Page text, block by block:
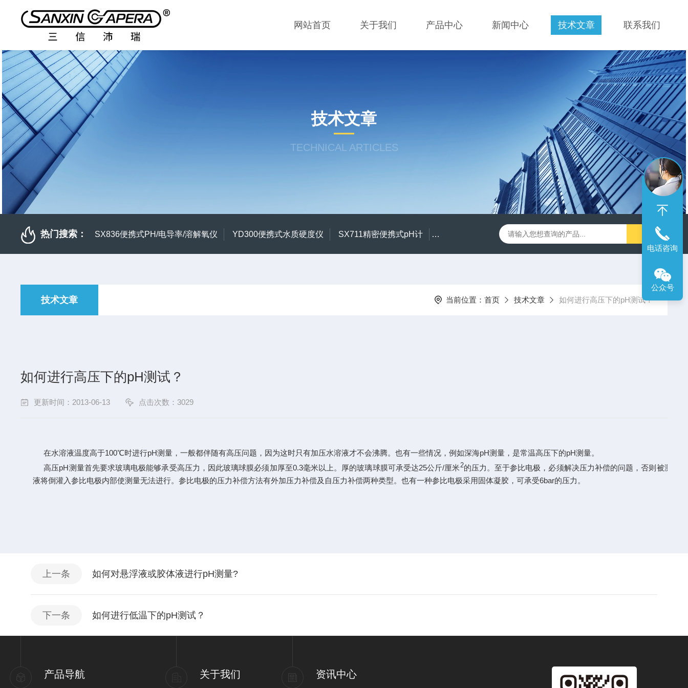
网站首页 关于我们 产品中心 新闻中心 技术文章 联系我们
技术文章
TECHNICAL ARTICLES
热门搜索： SX836便携式PH/电导率/溶解氧仪 YD300便携式水质硬度仪 SX711精密便携式pH计 CL200笔式余氯计 SX716便携式溶解氧仪 SX610笔式pH计
技术文章 当前位置： 首页 技术文章 如何进行高压下的pH测试？
如何进行高压下的pH测试？
更新时间：2013-06-13 点击次数：3029
在水溶液温度高于100℃时进行pH测量，一般都伴随有高压问题，因为这时只有加压水溶液才不会沸腾。也有一些情况，例如深海pH测量，是常温高压下的pH测量。
高压pH测量首先要求玻璃电极能够承受高压力，因此玻璃球膜必须加厚至0.3毫米以上。厚的玻璃球膜可承受达25公斤/厘米2的压力。至于参比电极，必须解决压力补偿的问题，否则被测溶
液将倒灌入参比电极内部使测量无法进行。参比电极的压力补偿方法有外加压力补偿及自压力补偿两种类型。也有一种参比电极采用固体凝胶，可承受6bar的压力。
上一条 如何对悬浮液或胶体液进行pH测量?
下一条 如何进行低温下的pH测试？
产品导航 关于我们 资讯中心
电话咨询
公众号